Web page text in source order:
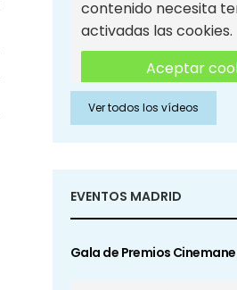
contenido necesita
activadas las cookies.
Aceptar
Aceptar cookies
Sociales
Ver todos los vídeos
EVENTOS MADRID
Gala de Premios